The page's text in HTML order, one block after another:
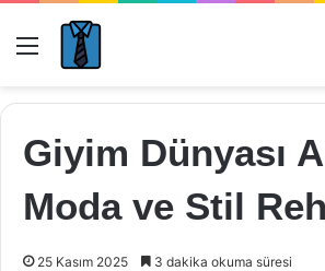
Menü
Giyim Dünyası
Moda ve Stil
25 Kasım 2025 3 dakika okuma süresi